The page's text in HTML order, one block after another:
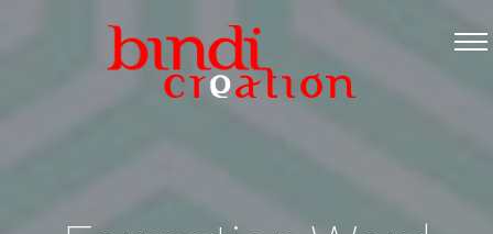
Accueil
Les formations